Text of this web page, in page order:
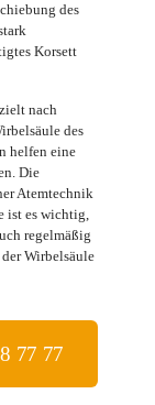
des
Korsett
nach
des
helfen eine
Die
Atemtechnik
ist es wichtig,
regelmäßig
Wirbelsäule
77 77